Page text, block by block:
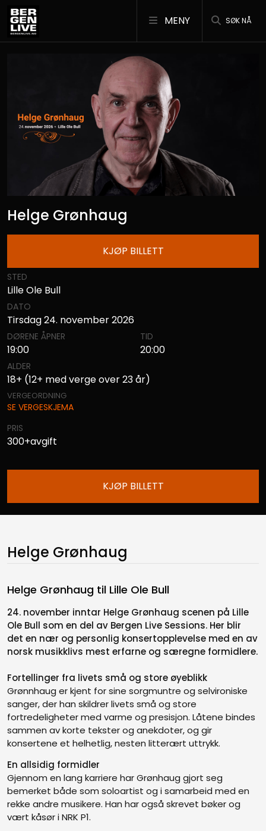
SØK NÅ
MENY
Helge Grønhaug
KJØP BILLETT
STED
Lille Ole Bull
DATO
Tirsdag 24. november 2026
DØRENE ÅPNER TID
19:00 20:00
ALDER
18+ (12+ med verge over 23 år)
VERGEORDNING
SE VERGESKJEMA
PRIS
300+avgift
KJØP BILLETT
Helge Grønhaug
Helge Grønhaug til Lille Ole Bull
24. november inntar Helge Grønhaug scenen på Lille
Ole Bull som en del av Bergen Live Sessions. Her blir
det en nær og personlig konsertopplevelse med en av
norsk musikklivs mest erfarne og særegne formidlere.
Fortellinger fra livets små og store øyeblikk
Grønnhaug er kjent for sine sorgmuntre og selvironiske
sanger, der han skildrer livets små og store
fortredeligheter med varme og presisjon. Låtene bindes
sammen av korte tekster og anekdoter, og gir
konsertene et helhetlig, nesten litterært uttrykk.
En allsidig formidler
Gjennom en lang karriere har Grønhaug gjort seg
bemerket både som soloartist og i samarbeid med en
rekke andre musikere. Han har også skrevet bøker og
vært kåsør i NRK P1.